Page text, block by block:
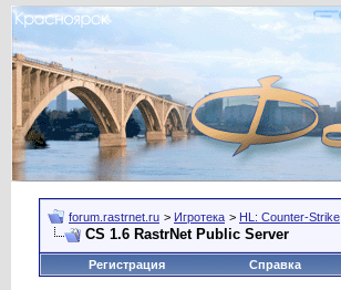
forum.rastrnet.ru > Игротека > HL: Counter-Strike
CS 1.6 RastrNet Public Server
Регистрация Справка